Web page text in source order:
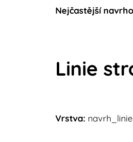
Nejčastější
Linie
Vrstva: